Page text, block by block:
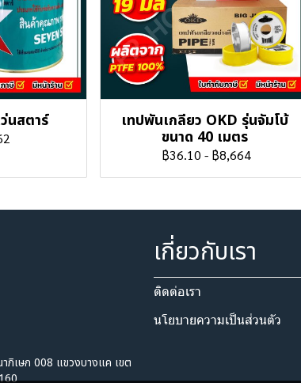
นสตาร์ เทปพันเกลียว OKD รุ่นจัมโบ้
ขนาด 40 เมตร
฿36.10 - ฿8,664
เษก 008 แขวงบางแค เขต
เกี่ยวกับเรา
ติดต่อเรา
นโยบายความเป็นส่วนตัว​